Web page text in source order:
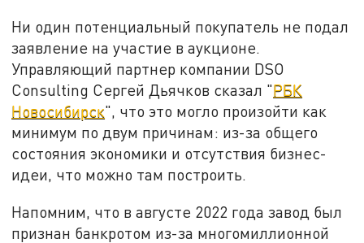
Ни один потенциальный покупатель не подал
заявление на участие в аукционе.
Управляющий партнер компании DSO
Consulting Сергей Дьячков сказал "РБК
Новосибирск", что это могло произойти как
минимум по двум причинам: из-за общего
состояния экономики и отсутствия бизнес-
идеи, что можно там построить.
Напомним, что в августе 2022 года завод был
признан банкротом из-за многомиллионной